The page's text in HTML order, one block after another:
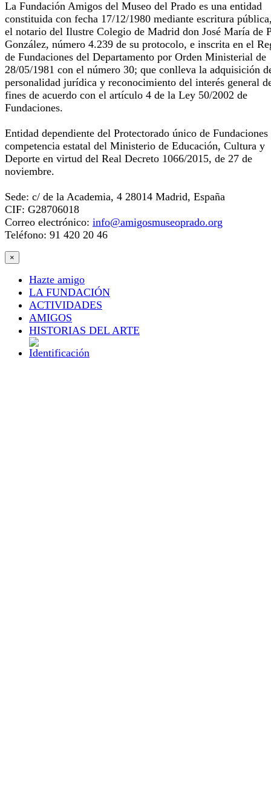
La Fundación Amigos del Museo del Prado es una entidad
constituida con fecha 17/12/1980 mediante escritura
el notario del Ilustre Colegio de Madrid don José María de
González, número 4.239 de su protocolo, e inscrita en el
de Fundaciones del Departamento por Orden Ministerial de
28/05/1981 con el número 30; que conlleva la adquisición
personalidad jurídica y reconocimiento del interés general
fines de acuerdo con el artículo 4 de la Ley 50/2002 de
Fundaciones.
Entidad dependiente del Protectorado único de Fundaciones
competencia estatal del Ministerio de Educación, Cultura y
Deporte en virtud del Real Decreto 1066/2015, de 27 de
noviembre.
Sede: c/ de la Academia, 4 28014 Madrid, España
CIF: G28706018
Correo electrónico: info@amigosmuseoprado.org
Teléfono: 91 420 20 46
×
Hazte amigo
LA FUNDACIÓN
ACTIVIDADES
AMIGOS
HISTORIAS DEL ARTE